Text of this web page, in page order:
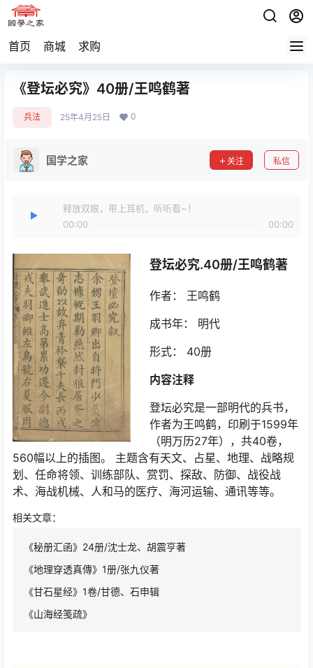
首页 商城 求购
《登坛必究》40册/王鸣鹤著
兵法 25年4月25日 0
国学之家 关注 私信
释放双眼，带上耳机，听听看~！
00:00
00:00
登坛必究.40册/王鸣鹤著
作者： 王鸣鹤
成书年： 明代
形式： 40册
内容注释
登坛必究是一部明代的兵书，
作者为王鸣鹤，印刷于1599年
（明万历27年），共40卷，
560幅以上的插图。 主题含有天文、占星、地理、战略规
划、任命将领、训练部队、赏罚、探敌、防御、战役战
术、海战机械、人和马的医疗、海河运输、通讯等等。
相关文章：
《秘册汇函》24册/沈士龙、胡震亨著
《地理穿透真傳》1册/张九仪著
《甘石星经》1卷/甘德、石申辑
《山海经笺疏》